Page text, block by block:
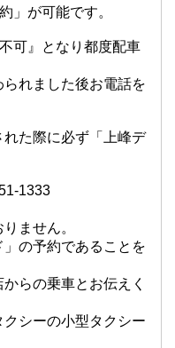
」が可能です。
可』となり都度配車
れました後お電話を
た際に必ず「上峰デ
1333
ません。
の予約であることを
らの乗車とお伝えく
シーの小型タクシー